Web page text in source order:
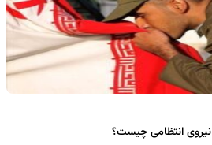
انتظامی چیست؟